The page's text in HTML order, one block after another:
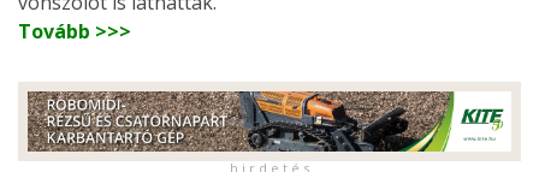
Tovább >>>
h i r d e t é s